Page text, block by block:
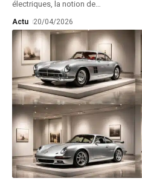
électriques, la notion de…
Actu 20/04/2026